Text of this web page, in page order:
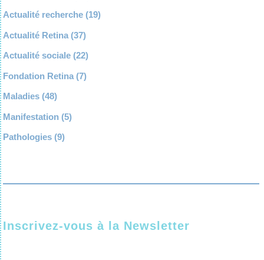
Actualité recherche (19)
Actualité Retina (37)
Actualité sociale (22)
Fondation Retina (7)
Maladies (48)
Manifestation (5)
Pathologies (9)
Inscrivez-vous à la Newsletter